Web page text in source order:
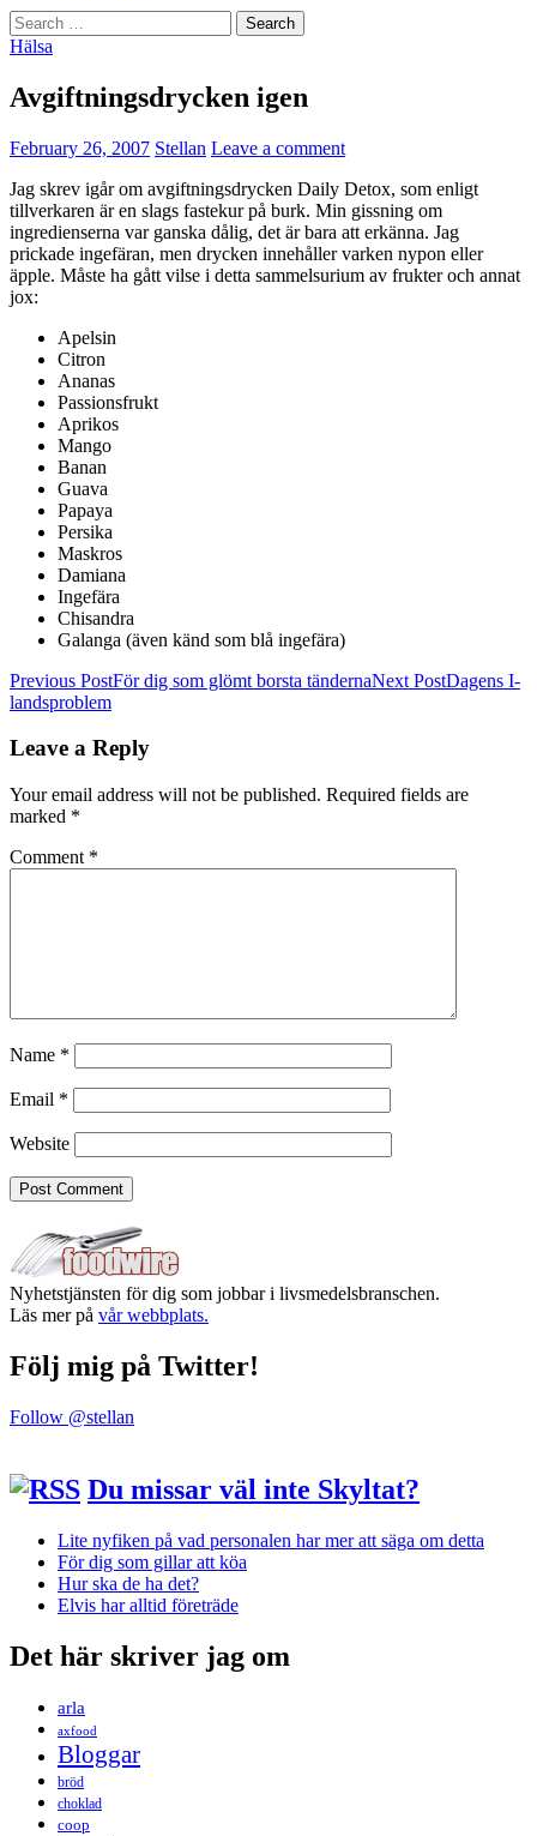
Search
for:
Hälsa
Avgiftningsdrycken igen
February 26, 2007 Stellan Leave a comment
Jag skrev igår om avgiftningsdrycken Daily Detox, som enligt
tillverkaren är en slags fastekur på burk. Min gissning om
ingredienserna var ganska dålig, det är bara att erkänna. Jag
prickade ingefäran, men drycken innehåller varken nypon eller
äpple. Måste ha gått vilse i detta sammelsurium av frukter och annat
jox:
Apelsin
Citron
Ananas
Passionsfrukt
Aprikos
Mango
Banan
Guava
Papaya
Persika
Maskros
Damiana
Ingefära
Chisandra
Galanga (även känd som blå ingefära)
Post
navigation
Previous PostFör dig som glömt borsta tändernaNext PostDagens I-
landsproblem
Leave a Reply
Your email address will not be published. Required fields are
marked *
Comment *
Name *
Email *
Website
Nyhetstjänsten för dig som jobbar i livsmedelsbranschen.
Läs mer på vår webbplats.
Följ mig på Twitter!
Follow @stellan
Du missar väl inte Skyltat?
Lite nyfiken på vad personalen har mer att säga om detta
För dig som gillar att köa
Hur ska de ha det?
Elvis har alltid företräde
Det här skriver jag om
arla
axfood
Bloggar
bröd
choklad
coop